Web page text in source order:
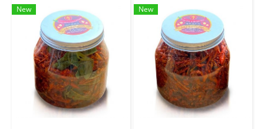
New New